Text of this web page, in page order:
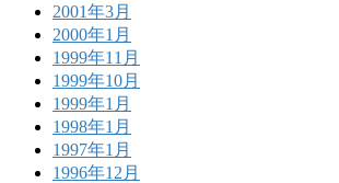
2001年3月
2000年1月
1999年11月
1999年10月
1999年1月
1998年1月
1997年1月
1996年12月